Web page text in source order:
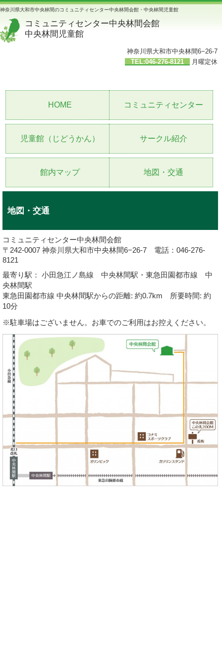
神奈川県大和市中央林間のコミュニティセンター中央林間会館・中央林間児童館
コミュニティセンター中央林間会館
中央林間児童館
神奈川県大和市中央林間6−26-7
TEL:046-276-8121
月曜定休
HOME コミュニティセンター
児童館（じどうかん） サークル紹介
館内マップ 地図・交通
地図・交通
コミュニティセンター中央林間会館
〒242-0007 神奈川県大和市中央林間6−26-7 電話：046-276-
8121
最寄り駅： 小田急江ノ島線 中央林間駅・東急田園都市線 中
央林間駅
東急田園都市線 中央林間駅からの距離: 約0.7km 所要時間: 約
10分
※駐車場はございません。お車でのご利用はお控えください。